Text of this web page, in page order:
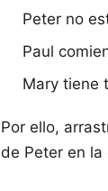
Peter no
Paul
Mary tiene
Por ello,
de Peter en